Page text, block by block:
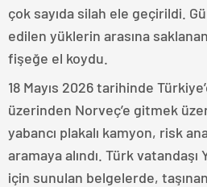
çok sayıda silah ele geçirildi.
edilen yüklerin arasına
fişeğe el koydu.
18 Mayıs 2026 tarihinde
üzerinden Norveç’e gitmek
yabancı plakalı kamyon, risk
aramaya alındı. Türk
için sunulan belgelerde,